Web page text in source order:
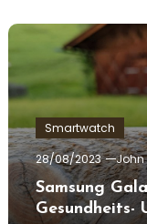
Smartwatch
28/08/2023
John
Samsung
Gesundheits-